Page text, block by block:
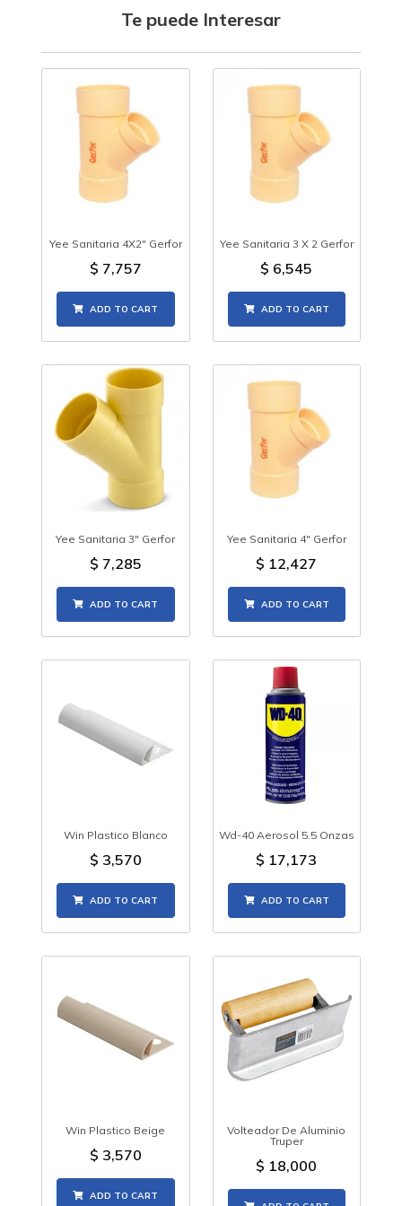
Te puede Interesar
Yee Sanitaria 4X2" Gerfor
$ 7,757
ADD TO CART
Yee Sanitaria 3 X 2 Gerfor
$ 6,545
ADD TO CART
Yee Sanitaria 3" Gerfor
$ 7,285
ADD TO CART
Yee Sanitaria 4" Gerfor
$ 12,427
ADD TO CART
Win Plastico Blanco
$ 3,570
ADD TO CART
Wd-40 Aerosol 5.5 Onzas
$ 17,173
ADD TO CART
Win Plastico Beige
$ 3,570
ADD TO CART
Volteador De Aluminio
Truper
$ 18,000